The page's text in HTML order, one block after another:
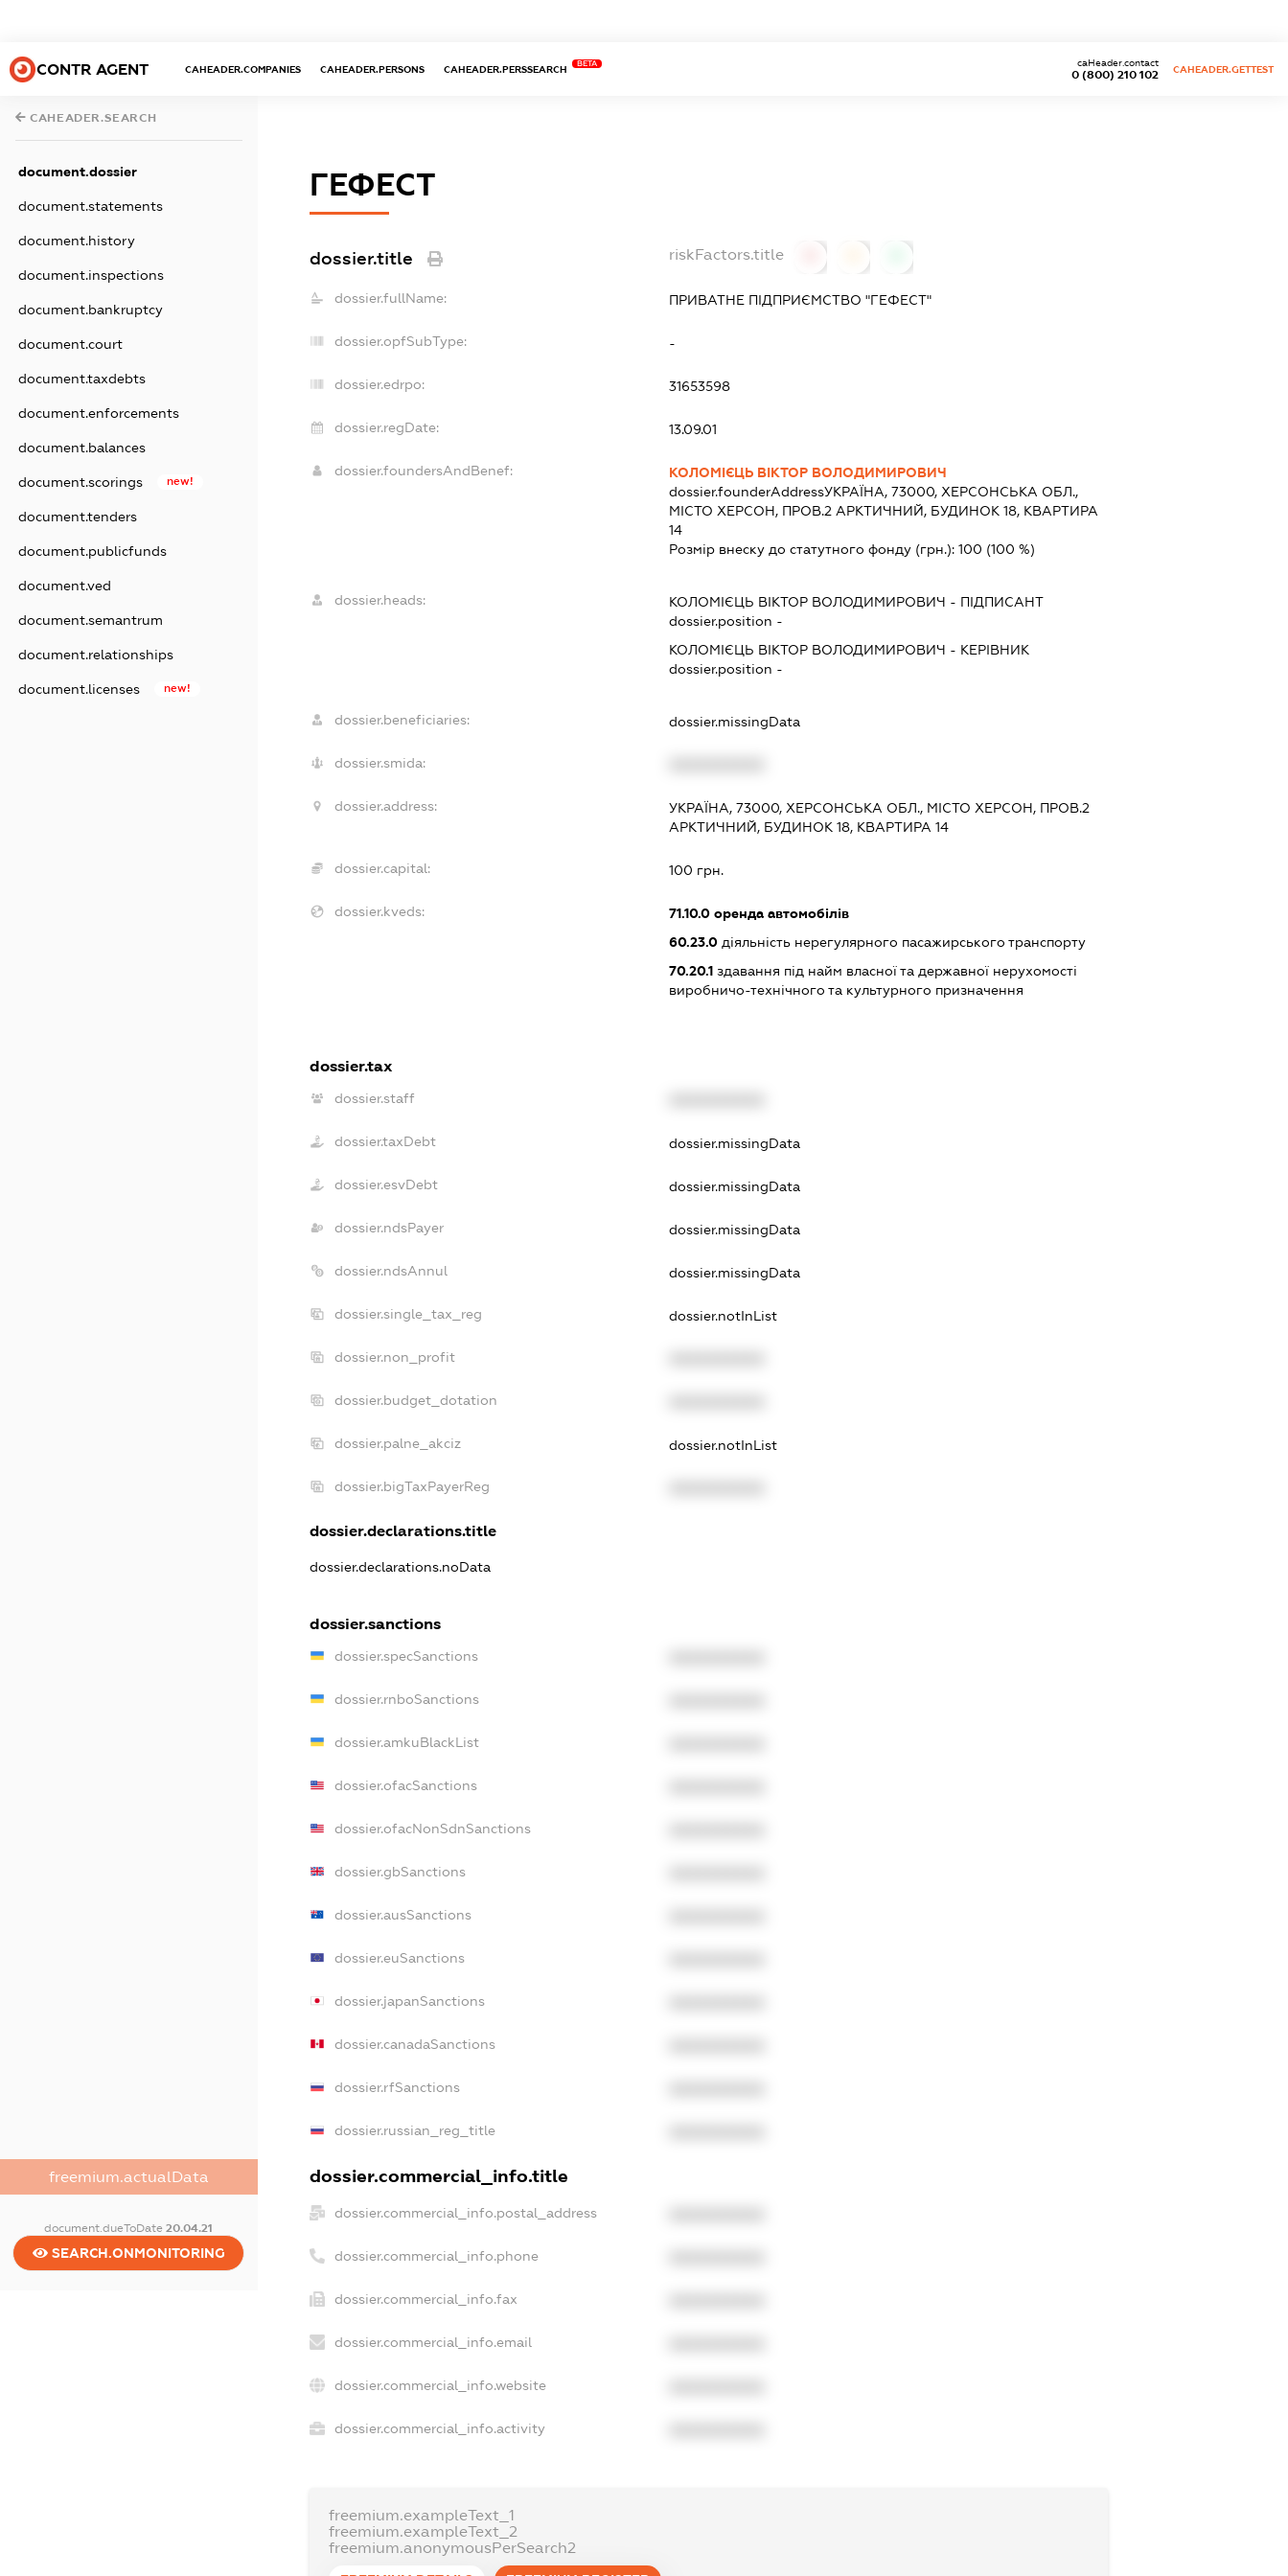
CONTR AGENT CAHEADER.COMPANIES CAHEADER.PERSONS CAHEADER.PERSSEARCH
BETA
0 (800) 210 102
caHeader.contact
CAHEADER.GETTEST
CAHEADER.SEARCH
document.dossier
document.statements
document.history
document.inspections
document.bankruptcy
document.court
document.taxdebts
document.enforcements
document.balances
document.scorings new!
document.tenders
document.publicfunds
document.ved
document.semantrum
document.relationships
document.licenses new!
freemium.actualData
document.dueToDate20.04.21
SEARCH.ONMONITORING
ГЕФЕСТ
dossier.title riskFactors.title
dossier.fullName: ПРИВАТНЕ ПІДПРИЄМСТВО "ГЕФЕСТ"
dossier.opfSubType: -
dossier.edrpo: 31653598
dossier.regDate: 13.09.01
dossier.foundersAndBenef:
КОЛОМІЄЦЬ ВІКТОР ВОЛОДИМИРОВИЧ
dossier.founderAddressУКРАЇНА, 73000, ХЕРСОНСЬКА ОБЛ.,
МІСТО ХЕРСОН, ПРОВ.2 АРКТИЧНИЙ, БУДИНОК 18, КВАРТИРА
14
Розмір внеску до статутного фонду (грн.): 100 (100 %)
dossier.heads: КОЛОМІЄЦЬ ВІКТОР ВОЛОДИМИРОВИЧ - ПІДПИСАНТ
dossier.position -
КОЛОМІЄЦЬ ВІКТОР ВОЛОДИМИРОВИЧ - КЕРІВНИК
dossier.position -
dossier.beneficiaries: dossier.missingData
dossier.smida:
dossier.address:
УКРАЇНА, 73000, ХЕРСОНСЬКА ОБЛ., МІСТО ХЕРСОН, ПРОВ.2
АРКТИЧНИЙ, БУДИНОК 18, КВАРТИРА 14
dossier.capital: 100 грн.
dossier.kveds: 71.10.0оренда автомобілів
60.23.0діяльність нерегулярного пасажирського транспорту
70.20.1здавання під найм власної та державної нерухомості
виробничо-технічного та культурного призначення
dossier.tax
dossier.staff
dossier.taxDebt dossier.missingData
dossier.esvDebt dossier.missingData
dossier.ndsPayer dossier.missingData
dossier.ndsAnnul dossier.missingData
dossier.single_tax_reg dossier.notInList
dossier.non_profit
dossier.budget_dotation
dossier.palne_akciz dossier.notInList
dossier.bigTaxPayerReg
dossier.declarations.title
dossier.declarations.noData
dossier.sanctions
dossier.specSanctions
dossier.rnboSanctions
dossier.amkuBlackList
dossier.ofacSanctions
dossier.ofacNonSdnSanctions
dossier.gbSanctions
dossier.ausSanctions
dossier.euSanctions
dossier.japanSanctions
dossier.canadaSanctions
dossier.rfSanctions
dossier.russian_reg_title
dossier.commercial_info.title
dossier.commercial_info.postal_address
dossier.commercial_info.phone
dossier.commercial_info.fax
dossier.commercial_info.email
dossier.commercial_info.website
dossier.commercial_info.activity
freemium.exampleText_1
freemium.exampleText_2
freemium.anonymousPerSearch2